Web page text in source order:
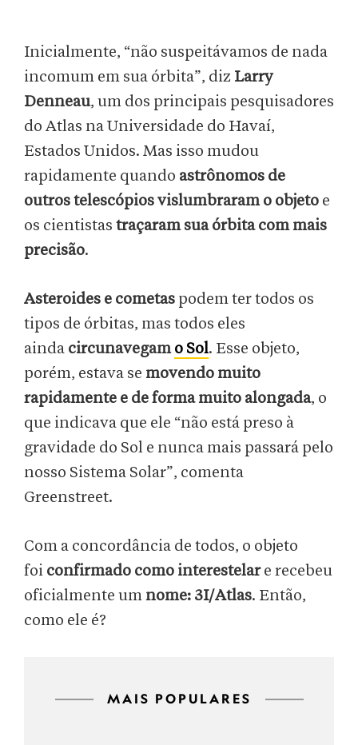
Inicialmente, “não suspeitávamos de nada
incomum em sua órbita”, diz Larry
Denneau, um dos principais pesquisadores
do Atlas na Universidade do Havaí,
Estados Unidos. Mas isso mudou
rapidamente quando astrônomos de
outros telescópios vislumbraram o objeto e
os cientistas traçaram sua órbita com mais
precisão.
Asteroides e cometas podem ter todos os
tipos de órbitas, mas todos eles
ainda circunavegamo Sol. Esse objeto,
porém, estava se movendo muito
rapidamente e de forma muito alongada, o
que indicava que ele “não está preso à
gravidade do Sol e nunca mais passará pelo
nosso Sistema Solar”, comenta
Greenstreet.
Com a concordância de todos, o objeto
foi confirmado como interestelare recebeu
oficialmente um nome: 3I/Atlas. Então,
como ele é?
MAIS POPULARES